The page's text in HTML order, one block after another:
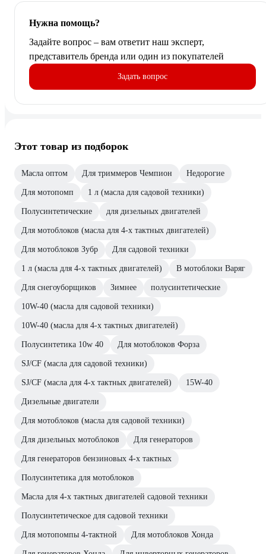
Нужна помощь?
Задайте вопрос – вам ответит наш эксперт,
представитель бренда или один из покупателей
Задать вопрос
Этот товар из подборок
Масла оптом Для триммеров Чемпион Недорогие
Для мотопомп 1 л (масла для садовой техники)
Полусинтетические для дизельных двигателей
Для мотоблоков (масла для 4-х тактных двигателей)
Для мотоблоков Зубр Для садовой техники
1 л (масла для 4-х тактных двигателей) В мотоблоки Варяг
Для снегоуборщиков Зимнее полусинтетические
10W-40 (масла для садовой техники)
10W-40 (масла для 4-х тактных двигателей)
Полусинтетика 10w 40 Для мотоблоков Форза
SJ/CF (масла для садовой техники)
SJ/CF (масла для 4-х тактных двигателей) 15W-40
Дизельные двигатели
Для мотоблоков (масла для садовой техники)
Для дизельных мотоблоков Для генераторов
Для генераторов бензиновых 4-х тактных
Полусинтетика для мотоблоков
Масла для 4-х тактных двигателей садовой техники
Полусинтетическое для садовой техники
Для мотопомпы 4-тактной Для мотоблоков Хонда